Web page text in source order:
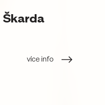
Škarda
více info